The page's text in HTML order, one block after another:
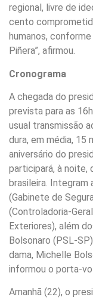
regional, livre de
cento
humanos,
Piñera”, afirmou.
Cronograma
A chegada do
prevista para as
usual transmissão
dura, em média, 15
aniversário do
participará, à noite,
brasileira. Integram
(Gabinete de
(Controladoria-
Exteriores), além
Bolsonaro (PSL-
dama, Michelle
informou o porta-
Amanhã (22), o